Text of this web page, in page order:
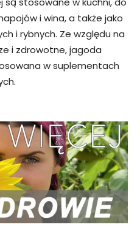
i wina, a także jako
i rybnych. Ze względu na
i zdrowotne, jagoda
w suplementach